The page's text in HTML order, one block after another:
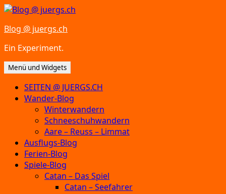
Zum
springen
Blog @ juergs.ch
Ein Experiment.
Menü und Widgets
SEITEN @ JUERGS.CH
Wander-Blog
Winterwandern
Schneeschuhwandern
Aare – Reuss – Limmat
Ausflugs-Blog
Ferien-Blog
Spiele-Blog
Catan – Das Spiel
Catan – Seefahrer